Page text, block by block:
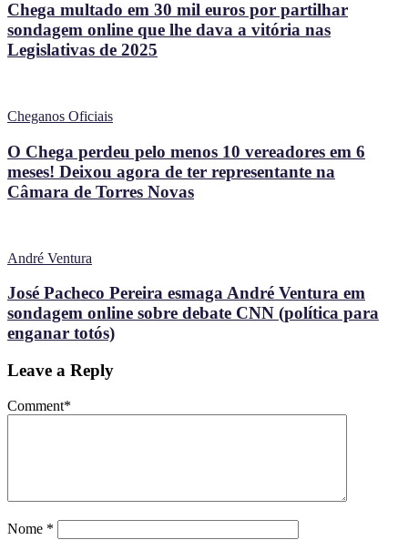
Chega multado em 30 mil euros por partilhar
sondagem online que lhe dava a vitória nas
Legislativas de 2025
Cheganos Oficiais
O Chega perdeu pelo menos 10 vereadores em 6
meses! Deixou agora de ter representante na
Câmara de Torres Novas
André Ventura
José Pacheco Pereira esmaga André Ventura em
sondagem online sobre debate CNN (política para
enganar totós)
Leave a Reply
Comment*
Nome *